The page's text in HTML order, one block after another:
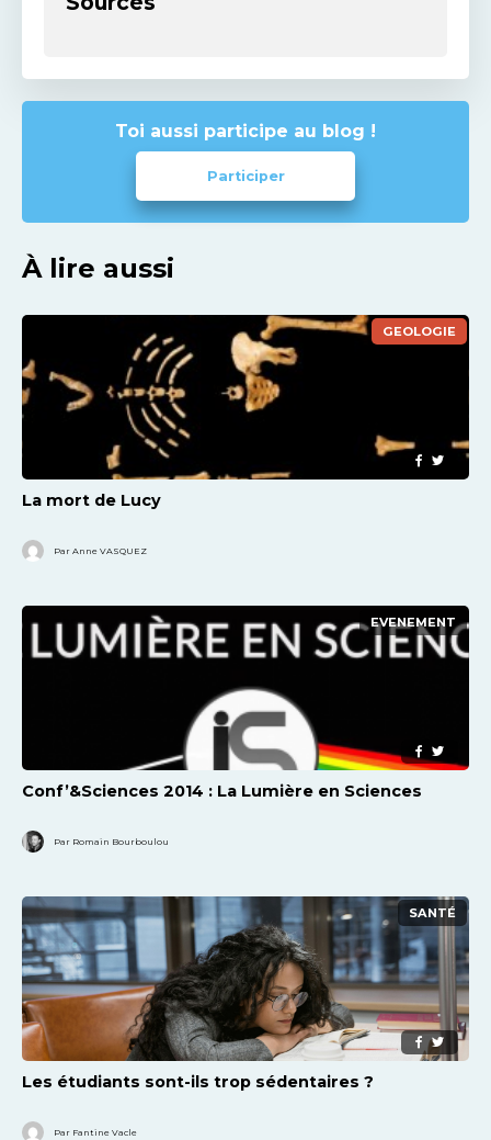
Toi aussi participe au blog !
Participer
À lire aussi
GEOLOGIE
La mort de Lucy
Par Anne VASQUEZ
EVENEMENT
Conf’&Sciences 2014 : La Lumière en Sciences
Par Romain Bourboulou
SANTÉ
Les étudiants sont-ils trop sédentaires ?
Par Fantine Vacle